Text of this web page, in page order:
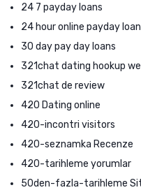
24 7 payday loans
24 hour online payday
30 day pay day loans
321chat dating hookup
321chat de review
420 Dating online
420-incontri visitors
420-seznamka Recenze
420-tarihleme yorumlar
50den-fazla-tarihleme